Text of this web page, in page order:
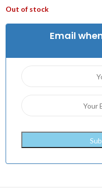
Out of stock
Email